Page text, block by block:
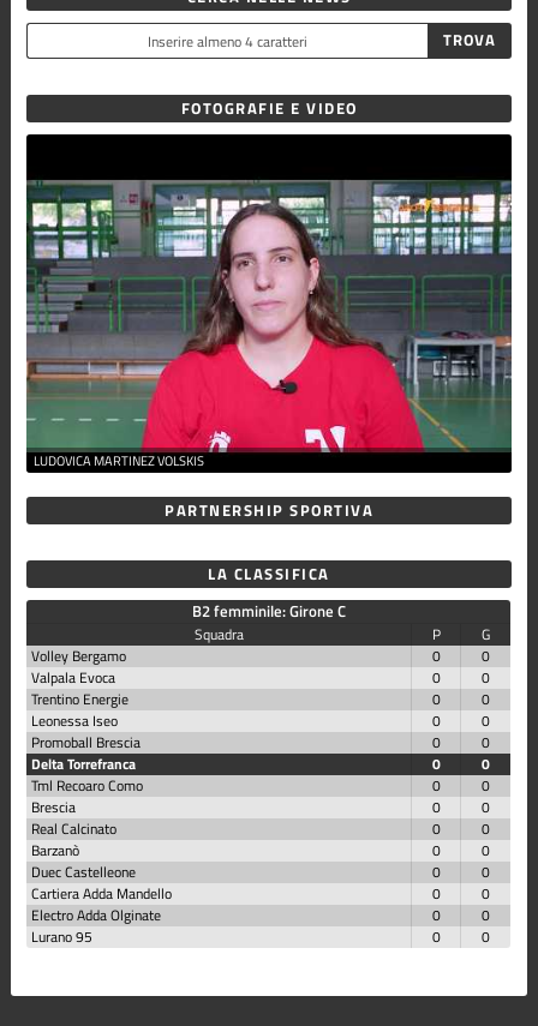
FOTOGRAFIE E VIDEO
LUDOVICA MARTINEZ VOLSKIS
PARTNERSHIP SPORTIVA
LA CLASSIFICA
B2 femminile: Girone C
Squadra P
G
Volley Bergamo
0
0
Valpala Evoca
0
0
Trentino Energie
0
0
Leonessa Iseo
0
0
Promoball Brescia
0
0
Delta Torrefranca
0
0
Tml Recoaro Como
0
0
Brescia
0
0
Real Calcinato
0
0
Barzanò
0
0
Duec Castelleone
0
0
Cartiera Adda Mandello
0
0
Electro Adda Olginate
0
0
Lurano 95
0 0